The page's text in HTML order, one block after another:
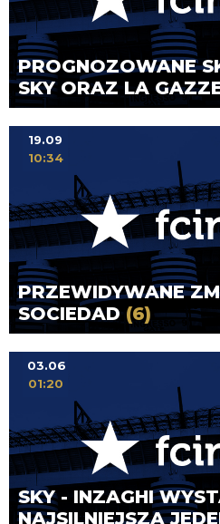
PROGNOZOWANE
SKY ORAZ LA
PRZEWIDYWANE
SOCIEDAD (6)
19.09
10:34
SKY - INZAGHI
NAJSILNIEJSZĄ
03.06
01:20